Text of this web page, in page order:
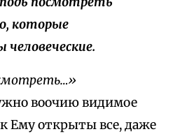
которые
воочию видимое
Ему открыты все, даже